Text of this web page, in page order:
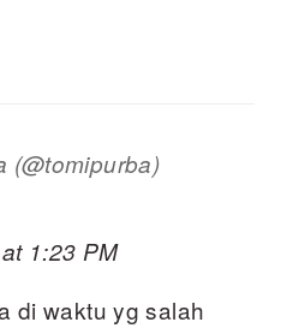
(@tomipurba)
1:23 PM
di waktu yg salah